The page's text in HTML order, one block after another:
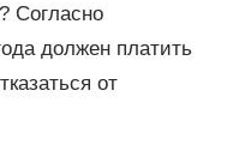
Согласно
должен платить
от